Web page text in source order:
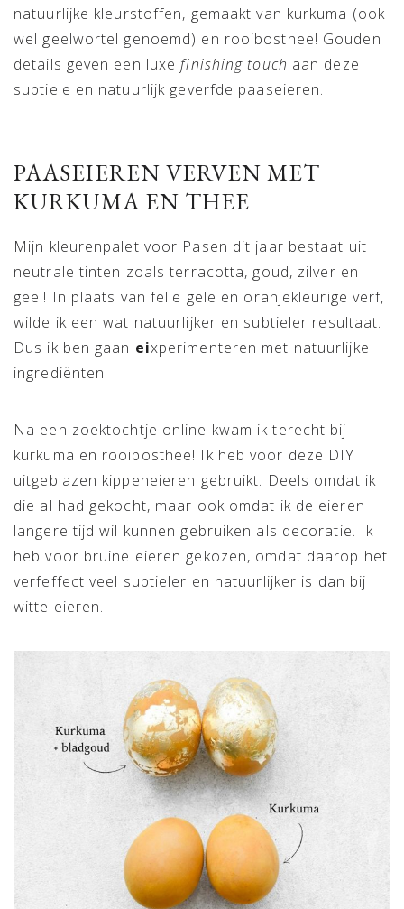
natuurlijke kleurstoffen, gemaakt van kurkuma (ook
wel geelwortel genoemd) en rooibosthee! Gouden
details geven een luxefinishing touch aan deze
subtiele en natuurlijk geverfde paaseieren.
PAASEIEREN VERVEN MET
KURKUMA EN THEE
Mijn kleurenpalet voor Pasen dit jaar bestaat uit
neutrale tinten zoals terracotta, goud, zilver en
geel! In plaats van felle gele en oranjekleurige verf,
wilde ik een wat natuurlijker en subtieler resultaat.
Dus ik ben gaan eixperimenteren met natuurlijke
ingrediënten.
Na een zoektochtje online kwam ik terecht bij
kurkuma en rooibosthee! Ik heb voor deze DIY
uitgeblazen kippeneieren gebruikt. Deels omdat ik
die al had gekocht, maar ook omdat ik de eieren
langere tijd wil kunnen gebruiken als decoratie. Ik
heb voor bruine eieren gekozen, omdat daarop het
verfeffect veel subtieler en natuurlijker is dan bij
witte eieren.